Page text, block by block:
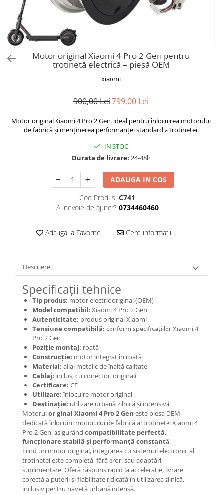
Trotinete Peste 3000 Lei
Trotinete cu Scaun
Trotinete cu Cheie
Trotinete cu Baterie Detașabilă
Trotinete cu Cheie
Trotinete cu Suspensii
Trotinete cu Ghidon Reglabil
ATV 200cc
ATV 1000W
ATV 1500W
Suporturi pentru telefon
Oglinzi retrovizoare
Ornamente, stickere & viniluri
Iluminare decorativă
Protecții la coliziune
KuKirin G3
KuKirin G2 Master
KuKirin G1 Pro
KuKirin V1 Pro
KuKirin V2
KuKirin G2 Ultra
KuKirin T3
Anvelope pneumatice
Jante
Valve & extensii
Acceleratoare & comenzi
Display-uri / ecrane
Lumini / iluminare
Motoare
Cabluri motoare
Senzori Hall
Baterii
Controlere & Conversoare DC/DC
Încărcătoare
Prize de încărcare
Cabluri pentru baterii
Componente baterii
Localizatoare GPS
Mecanică
Furci / mânere principale &
secundare
Pliere, pasadores & tije
Motor original Xiaomi 4 Pro 2 Gen pentru
trotinetă electrică – piesă OEM
xiaomi
900,00 Lei799,00 Lei
Motor original Xiaomi 4 Pro 2 Gen, ideal pentru înlocuirea motorului
de fabrică și menținerea performanței standard a trotinetei.
IN STOC
Durata de livrare: 24-48h
ADAUGA IN COS
Cod Produs: C741
Ai nevoie de ajutor? 0734460460
Adauga la Favorite Cere informatii
Descriere
Specificații tehnice
Tip produs: motor electric original (OEM)
Model compatibil: Xiaomi 4 Pro 2 Gen
Autenticitate: produs original Xiaomi
Tensiune compatibilă: conform specificațiilor Xiaomi 4
Pro 2 Gen
Poziție montaj: roată
Construcție: motor integrat în roată
Material: aliaj metalic de înaltă calitate
Cablaj: inclus, cu conectori originali
Certificare: CE
Utilizare:înlocuire motor original
Destinație: utilizare urbană zilnică și intensivă
Motoruloriginal Xiaomi 4 Pro 2 Gen este piesa OEM
dedicată înlocuirii motorului de fabrică al trotinetei Xiaomi 4
Pro 2 Gen, asigurând compatibilitate perfectă,
funcționare stabilă și performanță constantă.
Fiind un motor original, integrarea cu sistemul electronic al
trotinetei este completă, fără erori sau adaptări
suplimentare. Oferă răspuns rapid la accelerație, livrare
corectă a puterii și fiabilitate ridicată în utilizarea zilnică,
inclusiv pentru navetă urbană intensă.